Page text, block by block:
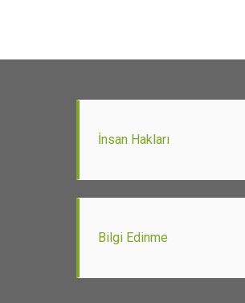
İnsan Hakları
Bilgi Edinme